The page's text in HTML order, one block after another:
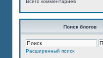
Всего комментариев
Поиск блогов
Расширенный поиск